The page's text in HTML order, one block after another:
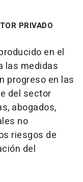
PRIVADO
en el
las medidas
progreso en las
del sector
abogados,
no
riesgos de
del